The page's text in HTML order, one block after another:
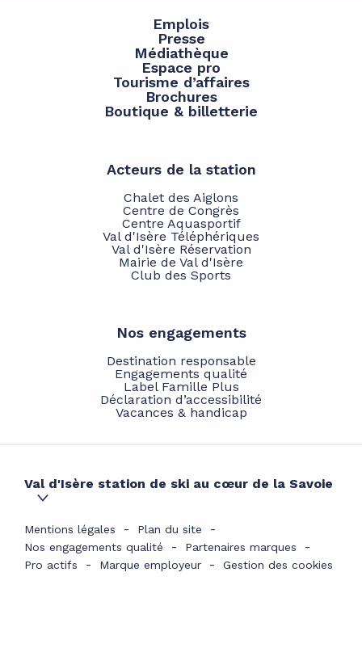
Emplois
Presse
Médiathèque
Espace pro
Tourisme d’affaires
Brochures
Boutique & billetterie
Acteurs de la station
Chalet des Aiglons
Centre de Congrès
Centre Aquasportif
Val d'Isère Téléphériques
Val d'Isère Réservation
Mairie de Val d'Isère
Club des Sports
Nos engagements
Destination responsable
Engagements qualité
Label Famille Plus
Déclaration d’accessibilité
Vacances & handicap
Val d'Isère station de ski au cœur de la Savoie
Mentions légales
Plan du site
Nos engagements qualité
Partenaires marques
Pro actifs
Marque employeur Gestion des cookies